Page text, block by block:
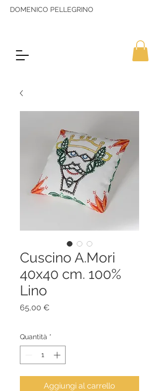
DOMENICO PELLEGRINO
Cuscino A.Mori
40x40 cm. 100%
Lino
65,00 €
Quantità *
Aggiungi al carrello